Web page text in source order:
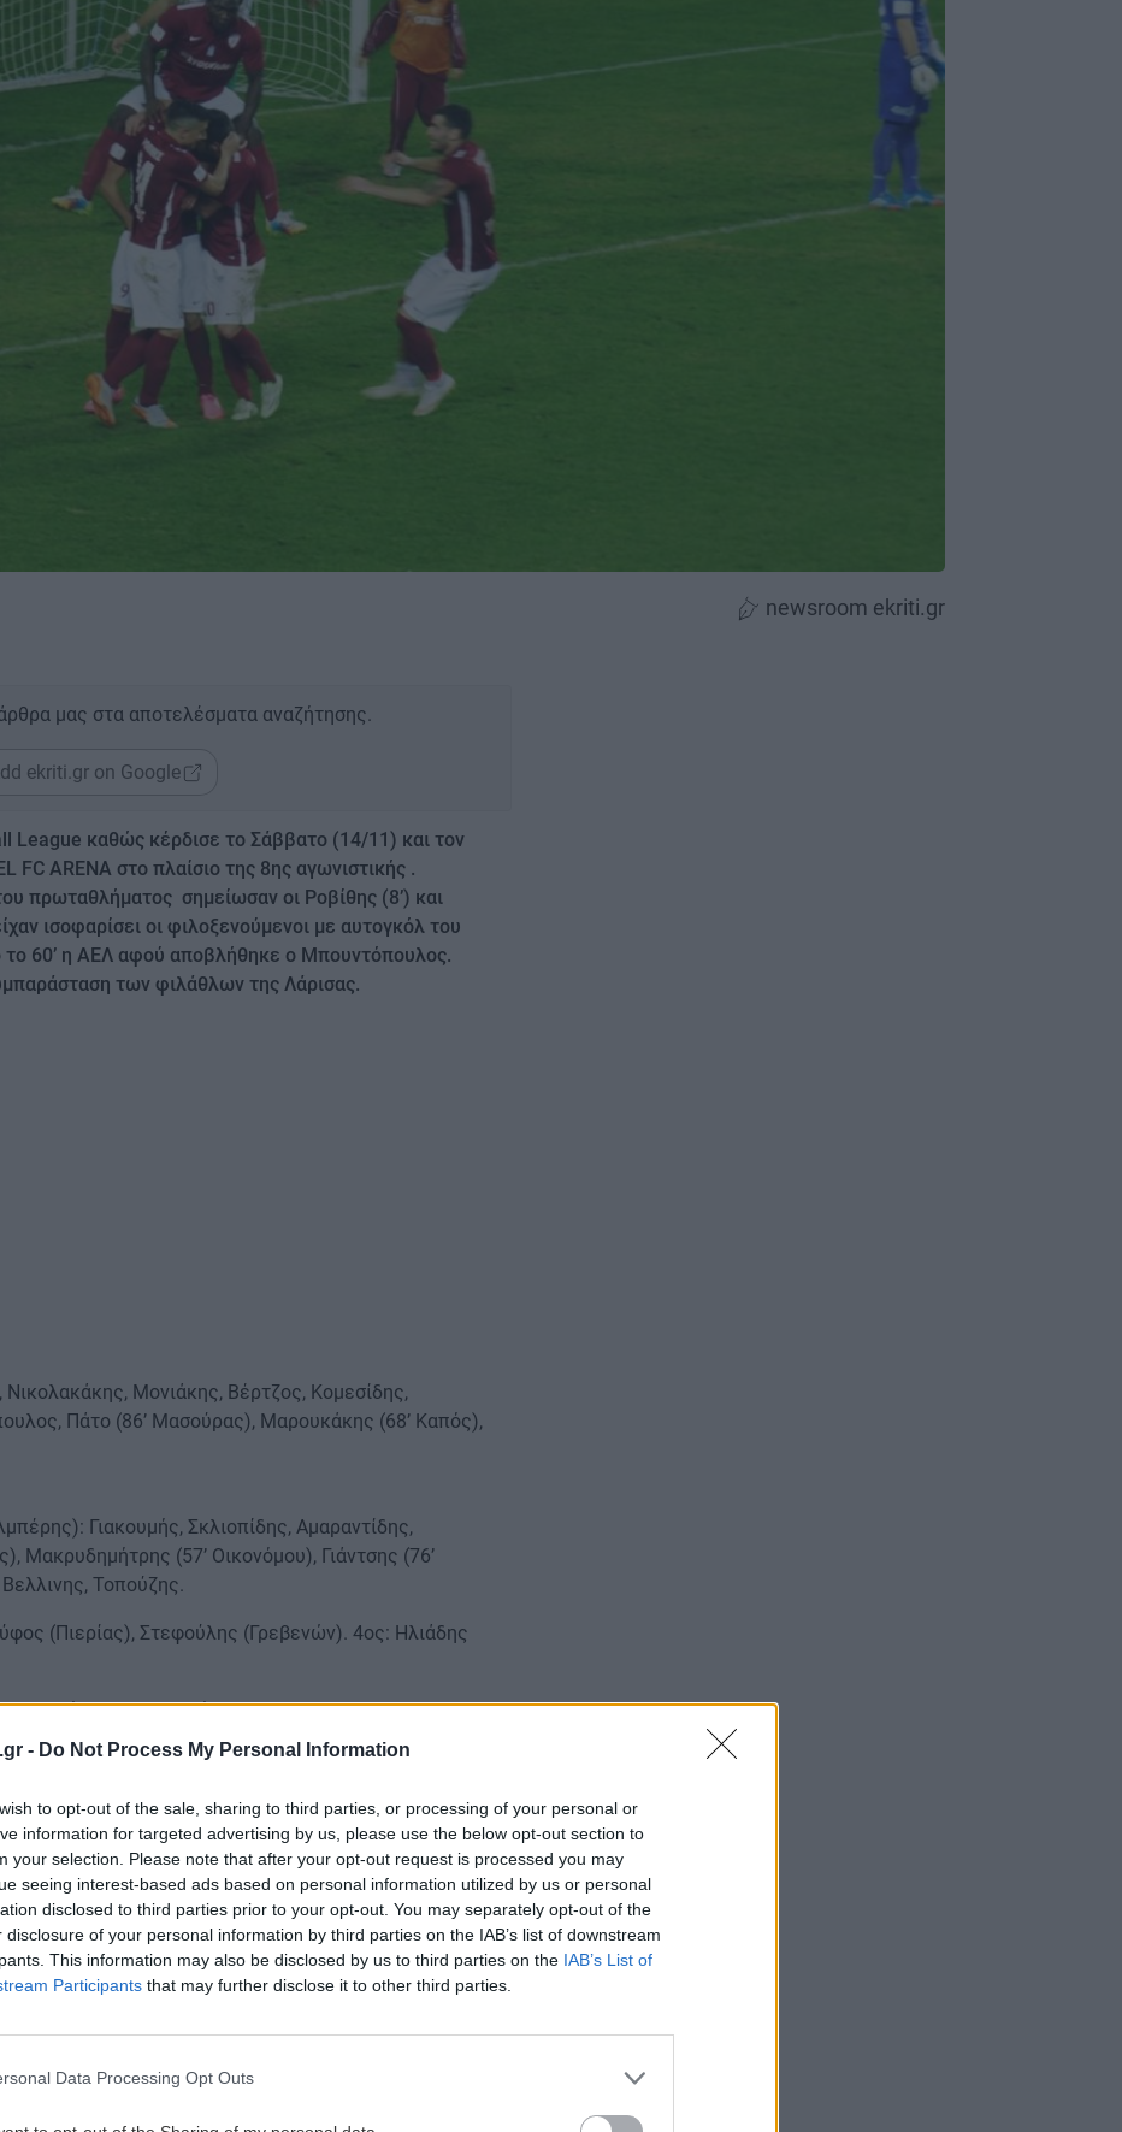
- Do Not Process My Personal Information
to opt-out of the sale, sharing to third parties, or processing of your personal or
information for targeted advertising by us, please use the below opt-out section to
your selection. Please note that after your opt-out request is processed you may
seeing interest-based ads based on personal information utilized by us or personal
disclosed to third parties prior to your opt-out. You may separately opt-out of the
disclosure of your personal information by third parties on the IAB’s list of downstream
This information may also be disclosed by us to third parties on the IAB’s List of
Participants that may further disclose it to other third parties.
Data Processing Opt Outs
newsroom ekriti.gr
μας στα αποτελέσματα αναζήτησης.
ekriti.gr on Google
League καθώς κέρδισε το Σάββατο (14/11) και τον
ARENA στο πλαίσιο της 8ης αγωνιστικής .
πρωταθλήματος σημείωσαν οι Ροβίθης (8’) και
ισοφαρίσει οι φιλοξενούμενοι με αυτογκόλ του
το 60’ η ΑΕΛ αφού αποβλήθηκε ο Μπουντόπουλος.
των φιλάθλων της Λάρισας.
Μονιάκης, Βέρτζος, Κομεσίδης,
Πάτο (86’ Μασούρας), Μαρουκάκης (68’ Καπός),
Γιακουμής, Σκλιοπίδης, Αμαραντίδης,
Μακρυδημήτρης (57’ Οικονόμου), Γιάντσης (76’
Τοπούζης.
(Πιερίας), Στεφούλης (Γρεβενών). 4ος: Ηλιάδης
της Β’ Εθνικής ς:
(Ρεθύμνου), Κοκμοτός (Ρεθύμνου),
(Αν. Αττικής).
(Θεσπρωτίας), Νικολαΐδης (Μακεδονίας), Λ.
Τσαμούρης (Πειραιά), Σινιοράκης (Πειραιά),
(Ηπείρου), Νατσιούλας (Λάρισας), Γούτας
(Λάρισας).
Γκάμαρης (Αθηνών), Φωτόπουλος (Αθηνών),
(Αθηνών).
(Αιτ/νίας), Κολοσιώνης, Αντωνόπουλος